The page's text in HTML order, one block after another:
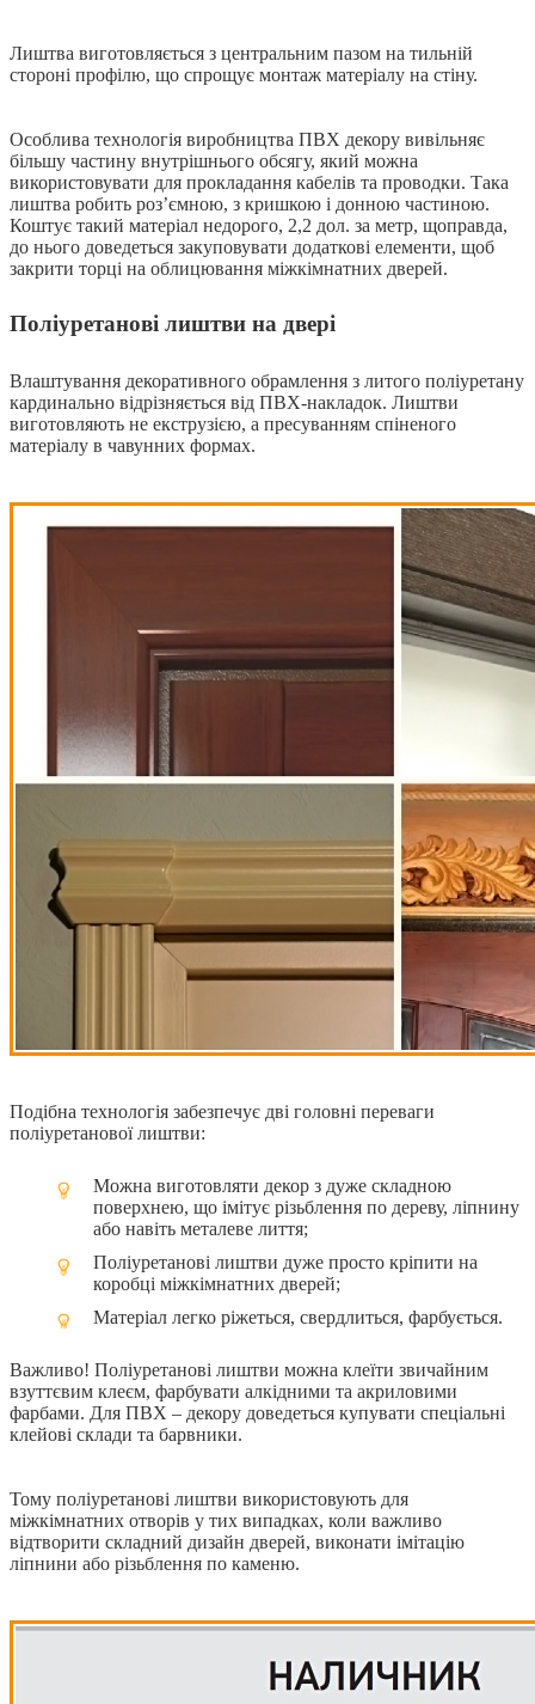
Лиштва виготовляється з центральним пазом на тильній
стороні профілю, що спрощує монтаж матеріалу на стіну.
Особлива технологія виробництва ПВХ декору вивільняє
більшу частину внутрішнього обсягу, який можна
використовувати для прокладання кабелів та проводки. Така
лиштва робить роз’ємною, з кришкою і донною частиною.
Коштує такий матеріал недорого, 2,2 дол. за метр, щоправда,
до нього доведеться закуповувати додаткові елементи, щоб
закрити торці на облицювання міжкімнатних дверей.
Поліуретанові лиштви на двері
Влаштування декоративного обрамлення з литого поліуретану
кардинально відрізняється від ПВХ-накладок. Лиштви
виготовляють не екструзією, а пресуванням спіненого
матеріалу в чавунних формах.
Подібна технологія забезпечує дві головні переваги
поліуретанової лиштви:
Можна виготовляти декор з дуже складною
поверхнею, що імітує різьблення по дереву, ліпнину
або навіть металеве лиття;
Поліуретанові лиштви дуже просто кріпити на
коробці міжкімнатних дверей;
Матеріал легко ріжеться, свердлиться, фарбується.
Важливо! Поліуретанові лиштви можна клеїти звичайним
взуттєвим клеєм, фарбувати алкідними та акриловими
фарбами. Для ПВХ – декору доведеться купувати спеціальні
клейові склади та барвники.
Тому поліуретанові лиштви використовують для
міжкімнатних отворів у тих випадках, коли важливо
відтворити складний дизайн дверей, виконати імітацію
ліпнини або різьблення по каменю.